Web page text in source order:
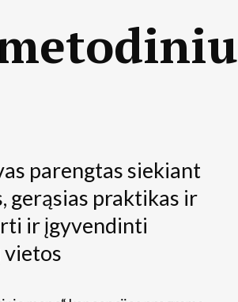
parengtas siekiant
gerąsias praktikas ir
ir įgyvendinti